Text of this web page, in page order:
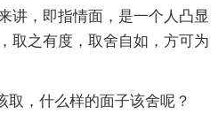
讲，即指情面，是一个人凸显
取之有度，取舍自如，方可为
取，什么样的面子该舍呢？